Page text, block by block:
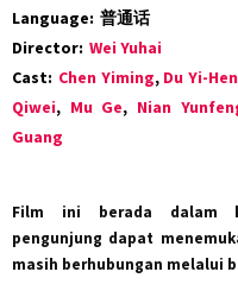
Language: 普通话
Director: Wei Yuhai
Cast: Chen Yiming, Du Yi-
Qiwei, Mu Ge, Nian
Guang
Film ini berada dalam
pengunjung dapat
masih berhubungan melalui